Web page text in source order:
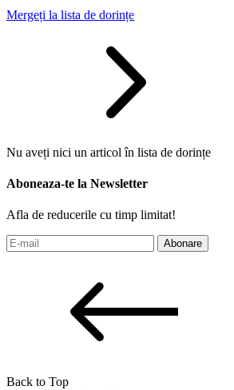
Mergeți la lista de dorințe
Nu aveți nici un articol în lista de dorințe
Aboneaza-te la Newsletter
Afla de reducerile cu timp limitat!
Abonare
Back to Top